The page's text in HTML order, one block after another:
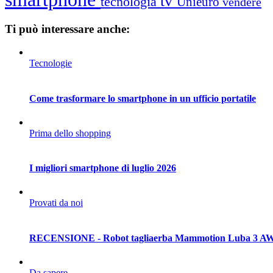
Ti può interessare anche:
Tecnologie
Come trasformare lo smartphone in un ufficio portatile
Prima dello shopping
I migliori smartphone di luglio 2026
Provati da noi
RECENSIONE - Robot tagliaerba Mammotion Luba 3